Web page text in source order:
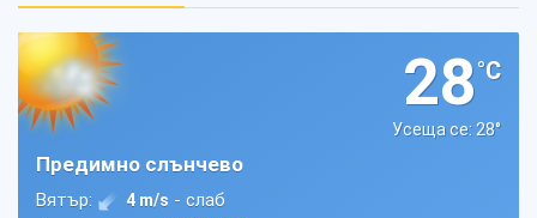
28°C
Усеща се: 28°
Предимно слънчево
Вятър: 4 m/s - слаб